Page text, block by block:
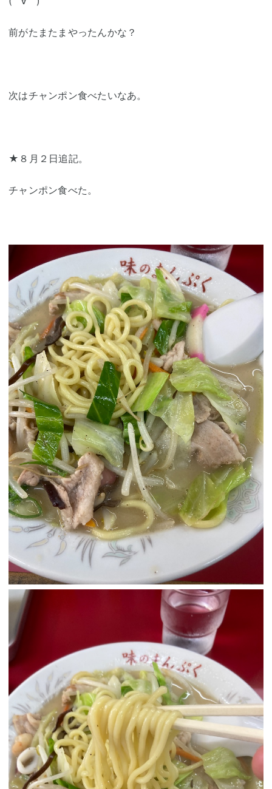
前がたまたまやったんかな？
次はチャンポン食べたいなあ。
★８月２日追記。
チャンポン食べた。